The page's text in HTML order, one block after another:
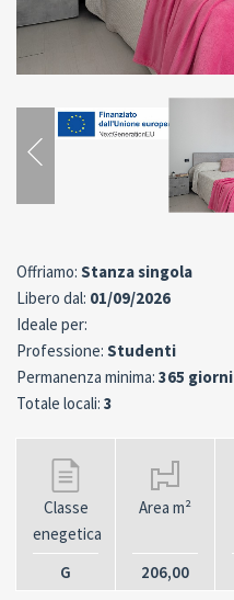
Offriamo: Stanza singola
Libero dal: 01/09/2026
Ideale per:
Professione: Studenti
Permanenza minima: 365 giorni
Totale locali: 3
Classe
enegetica
G
Area m²
206,00